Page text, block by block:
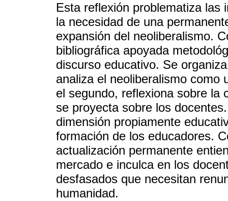
Esta reflexión problematiza las
la necesidad de una
expansión del neoliberalismo.
bibliográfica apoyada
discurso educativo. Se
analiza el neoliberalismo como
el segundo, reflexiona sobre la
se proyecta sobre los
dimensión propiamente
formación de los educadores.
actualización permanente
mercado e inculca en los
desfasados que necesitan
humanidad.